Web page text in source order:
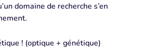
domaine de recherche s’en
! (optique + génétique)